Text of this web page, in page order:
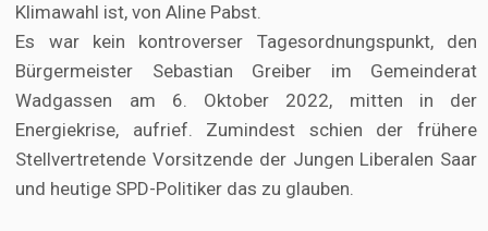
Klimawahl ist, von Aline Pabst.
Es war kein kontroverser Tagesordnungspunkt, den
Bürgermeister Sebastian Greiber im Gemeinderat
Wadgassen am 6. Oktober 2022, mitten in der
Energiekrise, aufrief. Zumindest schien der frühere
Stellvertretende Vorsitzende der Jungen Liberalen Saar
und heutige SPD-Politiker das zu glauben.